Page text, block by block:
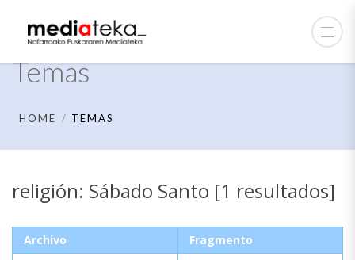
Temas
HOME TEMAS
religión: Sábado Santo [1 resultados]
Archivo Fragmento